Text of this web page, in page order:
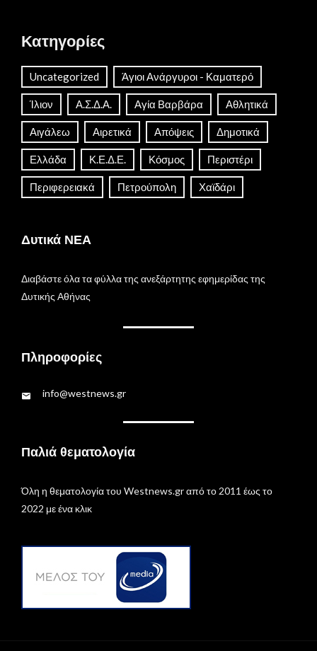
Κατηγορίες
Uncategorized Άγιοι Ανάργυροι - Καματερό
Ίλιον Α.Σ.Δ.Α. Αγία Βαρβάρα Αθλητικά
Αιγάλεω Αιρετικά Απόψεις Δημοτικά
Ελλάδα Κ.Ε.Δ.Ε. Κόσμος Περιστέρι
Περιφερειακά Πετρούπολη Χαϊδάρι
Δυτικά ΝΕΑ
Διαβάστε όλα τα φύλλα της ανεξάρτητης εφημερίδας της
Δυτικής Αθήνας
Πληροφορίες
info@westnews.gr
Παλιά θεματολογία
Όλη η θεματολογία του Westnews.gr από το 2011 έως το
2022 με ένα κλικ